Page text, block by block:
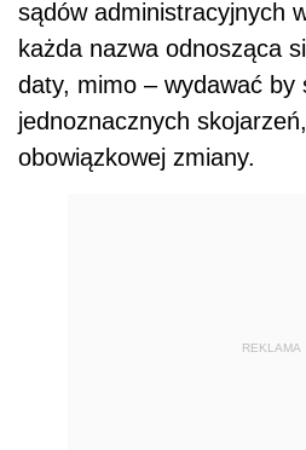
sądów administracyjnych
każda nazwa odnosząca
daty, mimo – wydawać by
jednoznacznych
obowiązkowej zmiany.
REKLAMA